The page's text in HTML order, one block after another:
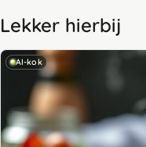
Lekker hierbij
AI-kok